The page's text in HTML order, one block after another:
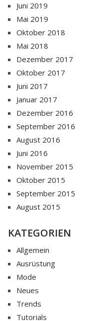
Juni 2019
Mai 2019
Oktober 2018
Mai 2018
Dezember 2017
Oktober 2017
Juni 2017
Januar 2017
Dezember 2016
September 2016
August 2016
Juni 2016
November 2015
Oktober 2015
September 2015
August 2015
KATEGORIEN
Allgemein
Ausrüstung
Mode
Neues
Trends
Tutorials